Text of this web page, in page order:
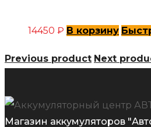
14450 ₽ В корзину
Previous product Next
Магазин аккумуляторов